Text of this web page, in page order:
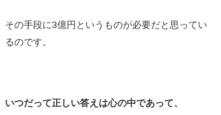
その手段に3億円というものが必要だと思ってい
るのです。
いつだって正しい答えは心の中であって、